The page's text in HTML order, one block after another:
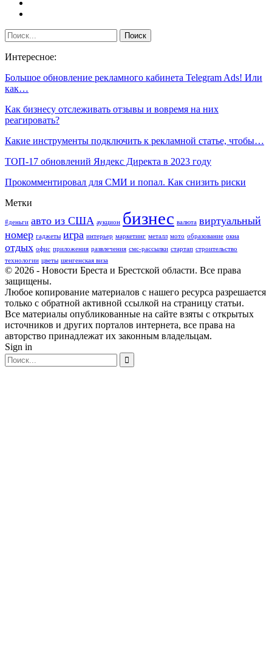
Интересное:
Большое обновление рекламного кабинета Telegram Ads! Или
как…
Как бизнесу отслеживать отзывы и вовремя на них
реагировать?
Какие инструменты подключить к рекламной статье, чтобы…
ТОП-17 обновлений Яндекс Директа в 2023 году
Прокомментировал для СМИ и попал. Как снизить риски
Метки
#деньги авто из США аукцион бизнес валюта виртуальный
номер гаджеты игра интерьер маркетинг металл мото образование окна
отдых офис приложения развлечения смс-рассылки стартап строительство
технологии цветы шенгенская виза
© 2026 - Новости Бреста и Брестской области. Все права
защищены.
Любое копирование материалов с нашего ресурса разрешается
только с обратной активной ссылкой на страницу статьи.
Все материалы опубликованные на сайте взяты с открытых
источников и других порталов интернета, все права на
авторство принадлежат их законным владельцам.
Sign in